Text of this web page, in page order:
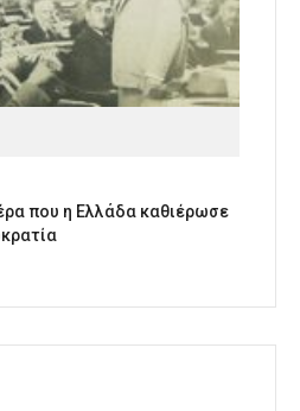
που η Ελλάδα καθιέρωσε